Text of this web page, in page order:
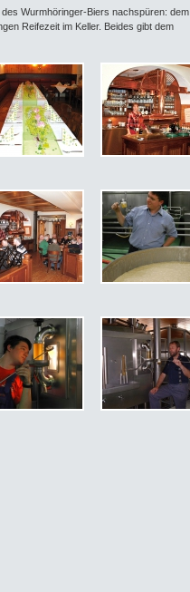
Wurmhöringer-Biers nachspüren: dem
Reifezeit im Keller. Beides gibt dem